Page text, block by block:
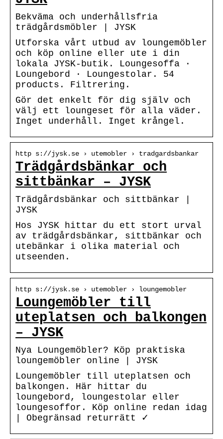
Bekväma och underhållsfria
trädgårdsmöbler | JYSK
Utforska vårt utbud av loungemöbler
och köp online eller ute i din
lokala JYSK-butik. Loungesoffa ·
Loungebord · Loungestolar. 54
products. Filtrering.
Gör det enkelt för dig själv och
välj ett loungeset för alla väder.
Inget underhåll. Inget krångel.
http s://jysk.se › utemobler › tradgardsbankar
Trädgårdsbänkar och
sittbänkar – JYSK
Trädgårdsbänkar och sittbänkar |
JYSK
Hos JYSK hittar du ett stort urval
av trädgårdsbänkar, sittbänkar och
utebänkar i olika material och
utseenden.
http s://jysk.se › utemobler › loungemobler
Loungemöbler till
uteplatsen och balkongen
– JYSK
Nya Loungemöbler? Köp praktiska
loungemöbler online | JYSK
Loungemöbler till uteplatsen och
balkongen. Här hittar du
loungebord, loungestolar eller
loungesoffor. Köp online redan idag
| Obegränsad returrätt ✓